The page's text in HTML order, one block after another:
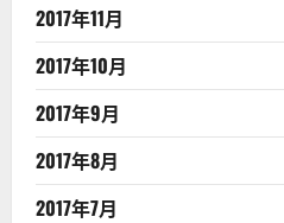
2017年11月
2017年10月
2017年9月
2017年8月
2017年7月